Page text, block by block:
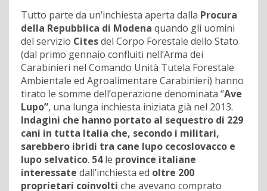
Tutto parte da un’inchiesta aperta dalla Procura
della Repubblica di Modena quando gli uomini
del servizio Citesdel Corpo Forestale dello Stato
(dal primo gennaio confluiti nell’Arma dei
Carabinieri nel Comando Unità Tutela Forestale
Ambientale ed Agroalimentare Carabinieri) hanno
tirato le somme dell’operazione denominata “Ave
Lupo”, una lunga inchiesta iniziata già nel 2013.
Indagini che hanno portato al sequestro di 229
cani in tutta Italia che, secondo i militari,
sarebbero ibridi tra cane lupo cecoslovacco e
lupo selvatico. 54le province italiane
interessate dall’inchiesta ed oltre 200
proprietari coinvolti che avevano comprato